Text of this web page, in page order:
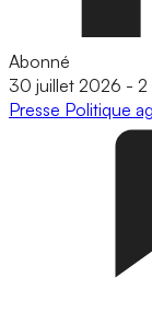
Abonné
30 juillet 2026 - 2
Presse Politique